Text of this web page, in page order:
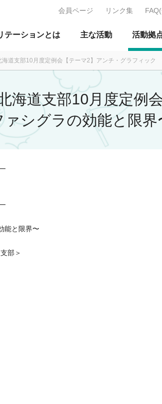
利活動法人 日本ファ
テーションとは 主な活動 活動拠
会員ページ リンク集
道支部10月度定例会【テーマ2】アンチ・グラフィック
道支部10月度定例
シグラの効能と限界
能と限界〜
部＞